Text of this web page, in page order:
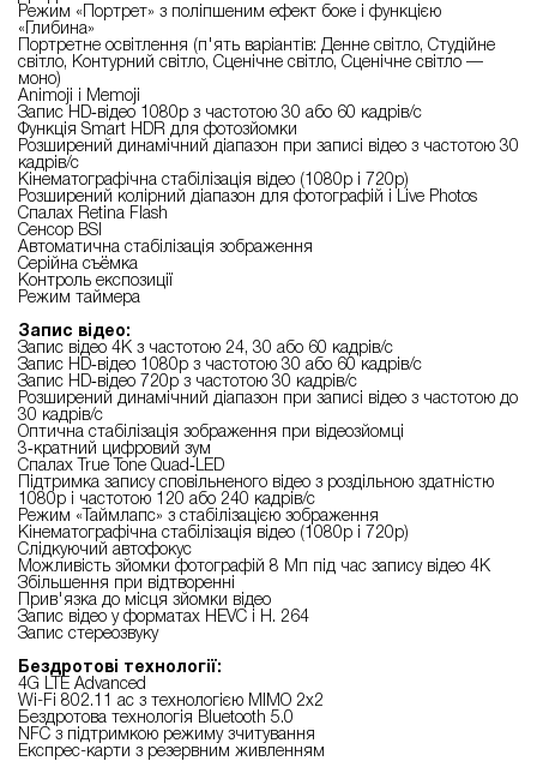
Режим «Портрет» з поліпшеним ефект боке і функцією
«Глибина»
Портретне освітлення (п'ять варіантів: Денне світло, Студійне
світло, Контурний світло, Сценічне світло, Сценічне світло —
моно)
Animoji і Memoji
Запис HD‑відео 1080p з частотою 30 або 60 кадрів/с
Функція Smart HDR для фотозйомки
Розширений динамічний діапазон при записі відео з частотою 30
кадрів/с
Кінематографічна стабілізація відео (1080p і 720p)
Розширений колірний діапазон для фотографій і Live Photos
Спалах Retina Flash
Сенсор BSI
Автоматична стабілізація зображення
Серійна съёмка
Контроль експозиції
Режим таймера
Запис відео:
Запис відео 4K з частотою 24, 30 або 60 кадрів/с
Запис HD‑відео 1080p з частотою 30 або 60 кадрів/с
Запис HD‑відео 720p з частотою 30 кадрів/с
Розширений динамічний діапазон при записі відео з частотою до
30 кадрів/с
Оптична стабілізація зображення при відеозйомці
3‑кратний цифровий зум
Спалах True Tone Quad‑LED
Підтримка запису сповільненого відео з роздільною здатністю
1080р і частотою 120 або 240 кадрів/с
Режим «Таймлапс» з стабілізацією зображення
Кінематографічна стабілізація відео (1080p і 720p)
Слідкуючий автофокус
Можливість зйомки фотографій 8 Мп під час запису відео 4К
Збільшення при відтворенні
Прив'язка до місця зйомки відео
Запис відео у форматах HEVC і H. 264
Запис стереозвуку
Бездротові технології:
4G LTE Advanced
Wi-Fi 802.11 ac з технологією MIMO 2x2
Бездротова технологія Bluetooth 5.0
NFC з підтримкою режиму зчитування
Експрес-карти з резервним живленням